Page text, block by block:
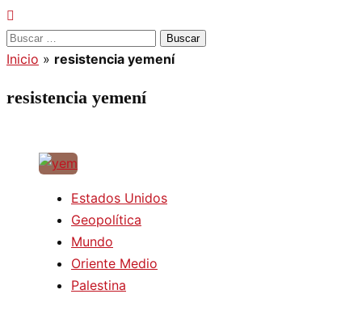
Buscar:
Inicio » resistencia yemení
resistencia yemení
Estados Unidos
Geopolítica
Mundo
Oriente Medio
Palestina